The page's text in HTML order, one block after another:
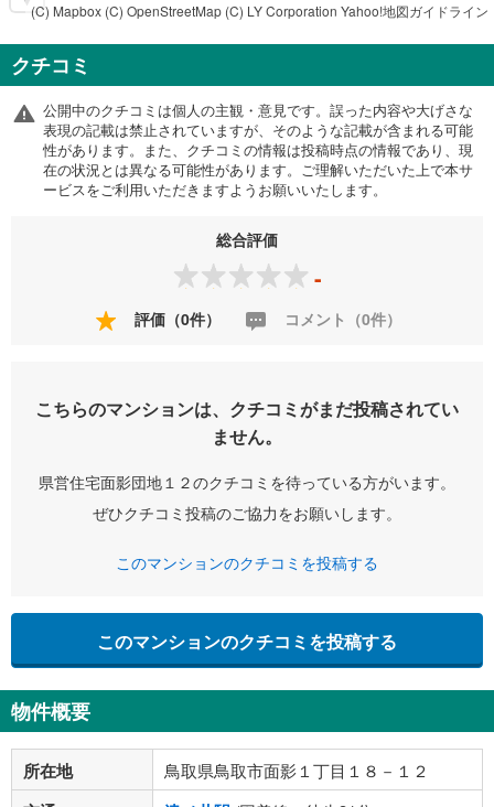
(C) Mapbox (C) OpenStreetMap (C) LY Corporation Yahoo!地図ガイドライン
クチコミ
公開中のクチコミは個人の主観・意見です。誤った内容や大げさな
表現の記載は禁止されていますが、そのような記載が含まれる可能
性があります。また、クチコミの情報は投稿時点の情報であり、現
在の状況とは異なる可能性があります。ご理解いただいた上で本サ
ービスをご利用いただきますようお願いいたします。
総合評価
-
評価（0件） コメント（0件）
こちらのマンションは、クチコミがまだ投稿されてい
ません。
県営住宅面影団地１２のクチコミを待っている方がいます。
ぜひクチコミ投稿のご協力をお願いします。
このマンションのクチコミを投稿する
このマンションのクチコミを投稿する
物件概要
所在地 鳥取県鳥取市面影１丁目１８－１２